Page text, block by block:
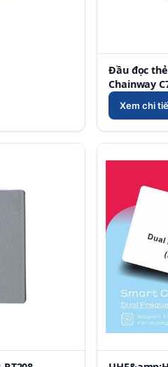
Đầu đọc
Chainway
Xem chi